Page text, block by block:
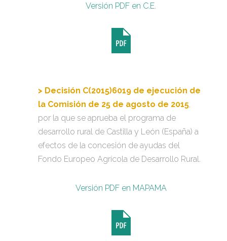
Versión PDF en C.E
> Decisión C(2015)6019 de ejecución de
la Comisión de 25 de agosto de 2015,
por la que se aprueba el programa de
desarrollo rural de Castilla y León (España) a
efectos de la concesión de ayudas del
Fondo Europeo Agrícola de Desarrollo Rural.
Versión PDF en MAPAMA